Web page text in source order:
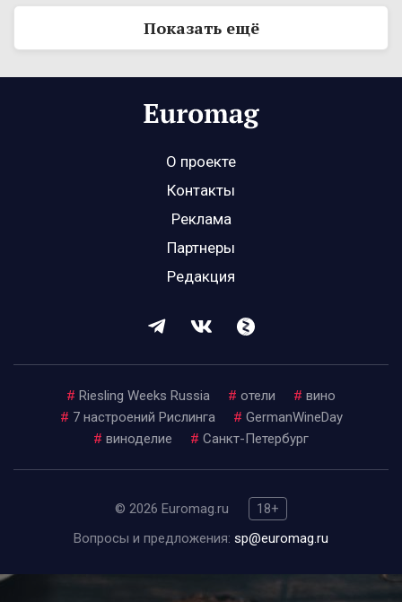
Показать ещё
О проекте
Контакты
Реклама
Партнеры
Редакция
# Riesling Weeks Russia # отели # вино
# 7 настроений Рислинга # GermanWineDay
# виноделие # Санкт-Петербург
© 2026 Euromag.ru
18+
Вопросы и предложения: sp@euromag.ru